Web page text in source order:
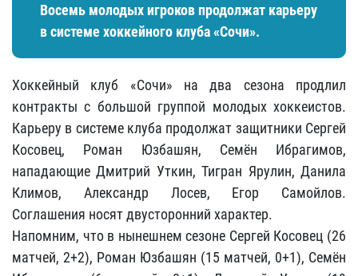
Восемь молодых игроков продолжат карьеру
в системе хоккейного клуба «Сочи».
Хоккейный клуб «Сочи» на два сезона продлил
контракты с большой группой молодых хоккеистов.
Карьеру в системе клуба продолжат защитники Сергей
Косовец, Роман Юзбашян, Семён Ибрагимов,
нападающие Дмитрий Уткин, Тигран Ярулин, Данила
Климов, Александр Лосев, Егор Самойлов.
Соглашения носят двусторонний характер.
Напомним, что в нынешнем сезоне Сергей Косовец (26
матчей, 2+2), Роман Юзбашян (15 матчей, 0+1), Семён